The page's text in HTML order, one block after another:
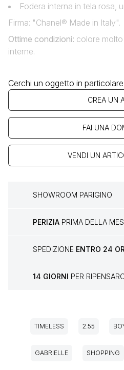
Fodera interna in tela rosa,
Firma: "Chanel® Made in Italy".
Ottime condizioni: colore molto
interne.
Cerchi un oggetto in
CREA UN
FAI UNA
VENDI UN
SHOWROOM PARIGINO
PERIZIA PRIMA DELLA
SPEDIZIONE ENTRO 24
14 GIORNI PER
TIMELESS 2.55
GABRIELLE SHOPPING